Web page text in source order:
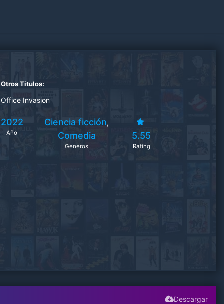
Otros Titulos:
Office Invasion
2022
Año
Ciencia ficción,
Comedia
Generos
5.55
Rating
Descargar